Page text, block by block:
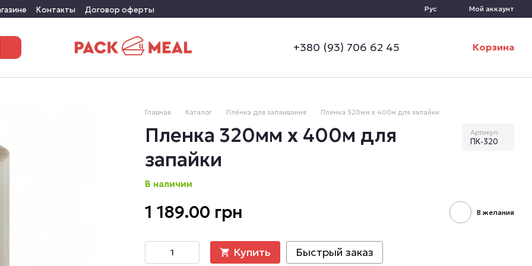
Контакты Договор оферты Рус Мой аккаунт
+380 (93) 706 62 45 Корзина
Главная Каталог Плёнка для запаивания Пленка 320мм х 400м для запайки
Пленка 320мм х 400м для
запайки
Артикул
ПК-320
В наличии
1 189.00 грн В желания
Купить Быстрый заказ